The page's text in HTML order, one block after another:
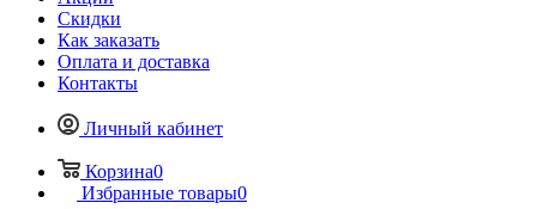
Скидки
Как заказать
Оплата и доставка
Контакты
Личный кабинет
Корзина0
Избранные товары0